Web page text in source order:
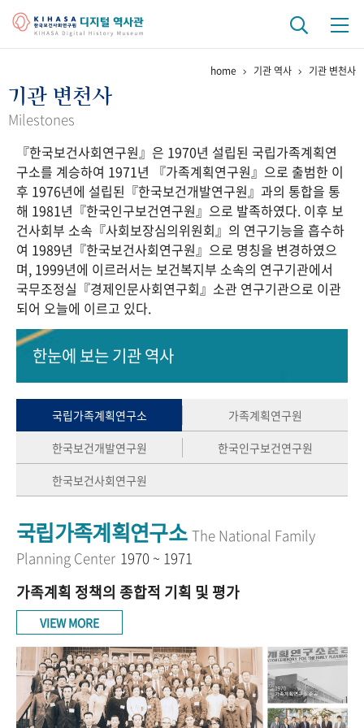
걸어온 길 기관 변천사
연구 역사
정책과 연구 키워드로 보는 연구 역사
연구자들
간행물 변천사
기록물 아카이브
사진 아카이브 문서 기록물 행정박물 영상 기록물
50+1 주년 기념
세계와 함께 한 KIHASA
VR 역사관
home 기관 역사 기관 변천사
기관 변천사
Milestones
『한국보건사회연구원』은 1970년 설립된 국립가족계획연
구소를 계승하여 1971년 『가족계획연구원』으로 출범한 이
후 1976년에 설립된『한국보건개발연구원』과의 통합을 통
해 1981년『한국인구보건연구원』으로 발족하였다. 이후 보
건사회부 소속『사회보장심의위원회』의 연구기능을 흡수하
여 1989년『한국보건사회연구원』으로 명칭을 변경하였으
며, 1999년에 이르러서는 보건복지부 소속의 연구기관에서
국무조정실『경제인문사회연구회』소관 연구기관으로 이관
되어 오늘에 이르고 있다.
한눈에 보는기관 역사
국립가족계획연구소
가족계획연구원
한국보건개발연구원
한국인구보건연구원
한국보건사회연구원
국립가족계획연구소 The National Family
Planning Center 1970 ~ 1971
가족계획 정책의 종합적 기획 및 평가
VIEW MORE